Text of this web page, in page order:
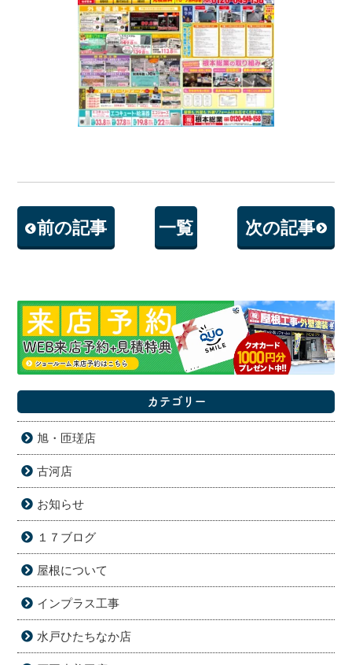
前の記事 一覧 次の記事
カテゴリー
旭・匝瑳店
古河店
お知らせ
１７ブログ
屋根について
インプラス工事
水戸ひたちなか店